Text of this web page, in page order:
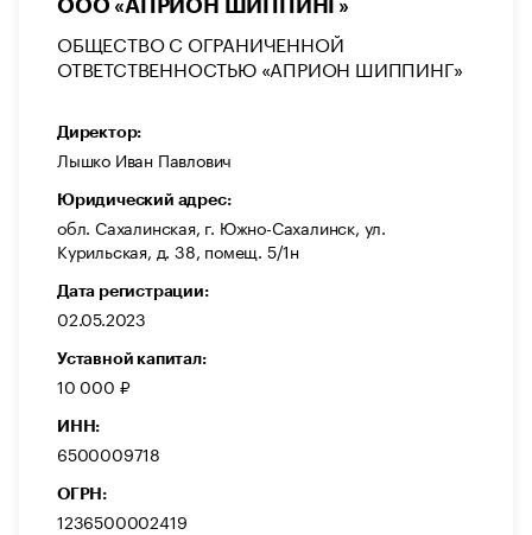
ООО «АПРИОН ШИППИНГ»
ОБЩЕСТВО С ОГРАНИЧЕННОЙ
ОТВЕТСТВЕННОСТЬЮ «АПРИОН ШИППИНГ»
Директор:
Лышко Иван Павлович
Юридический адрес:
обл. Сахалинская, г. Южно-Сахалинск, ул.
Курильская, д. 38, помещ. 5/1н
Дата регистрации:
02.05.2023
Уставной капитал:
10 000 ₽
ИНН:
6500009718
ОГРН:
1236500002419